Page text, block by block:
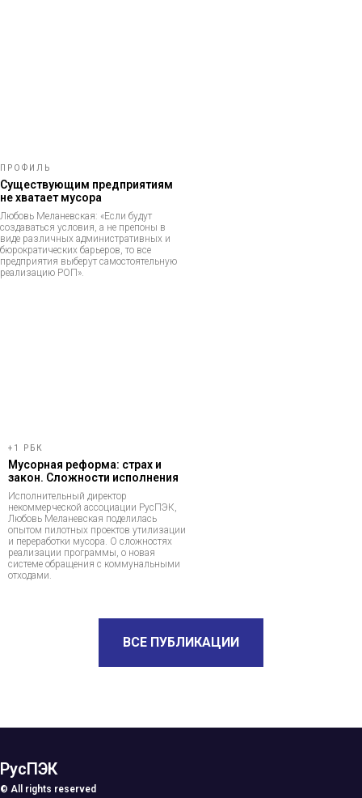
ПРОФИЛЬ
Существующим предприятиям
не хватает мусора
Любовь Меланевская: «Если будут
создаваться условия, а не препоны в
виде различных административных и
бюрократических барьеров, то все
предприятия выберут самостоятельную
реализацию РОП».
+1 РБК
Мусорная реформа: страх и
закон. Сложности исполнения
Исполнительный директор
некоммерческой ассоциации РусПЭК,
Любовь Меланевская поделилась
опытом пилотных проектов утилизации
и переработки мусора. О сложностях
реализации программы, о новая
системе обращения с коммунальными
отходами.
ВСЕ ПУБЛИКАЦИИ
РусПЭК
© All rights reserved